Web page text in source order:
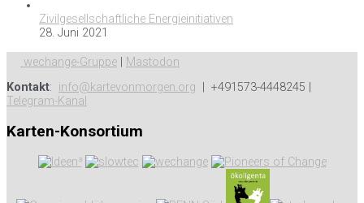
Zivilgesellschaftliche Energieinitiativen
28. Juni 2021
wechange-Gruppe
Mastodon
Kontakt: info@kartevonmorgen.org | +491573-4448245 |
Telegram-Kanal
Karten-Konsortium